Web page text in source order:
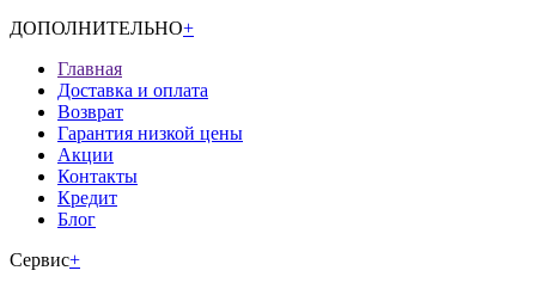
ДОПОЛНИТЕЛЬНО+
Главная
Доставка и оплата
Возврат
Гарантия низкой цены
Акции
Контакты
Кредит
Блог
Сервис+